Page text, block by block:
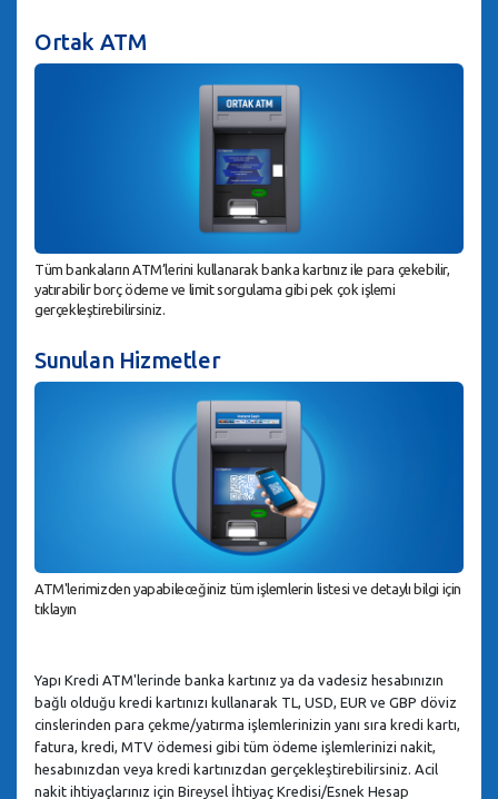
Ortak ATM
Tüm bankaların ATM’lerini kullanarak banka kartınız ile para çekebilir,
yatırabilir borç ödeme ve limit sorgulama gibi pek çok işlemi
gerçekleştirebilirsiniz.
Sunulan Hizmetler
ATM'lerimizden yapabileceğiniz tüm işlemlerin listesi ve detaylı bilgi için
tıklayın
Yapı Kredi ATM'lerinde banka kartınız ya da vadesiz hesabınızın
bağlı olduğu kredi kartınızı kullanarak TL, USD, EUR ve GBP döviz
cinslerinden para çekme/yatırma işlemlerinizin yanı sıra kredi kartı,
fatura, kredi, MTV ödemesi gibi tüm ödeme işlemlerinizi nakit,
hesabınızdan veya kredi kartınızdan gerçekleştirebilirsiniz. Acil
nakit ihtiyaçlarınız için Bireysel İhtiyaç Kredisi/Esnek Hesap